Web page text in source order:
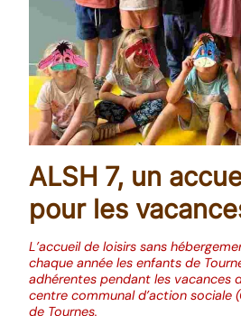
ALSH 7, un
pour les
L’accueil de loisirs sans
chaque année les enfants de
adhérentes pendant les vacances
centre communal d’action sociale
de Tournes.